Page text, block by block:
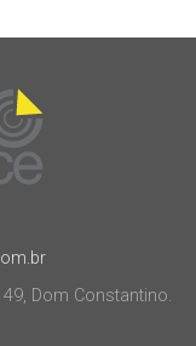
Dom Constantino.